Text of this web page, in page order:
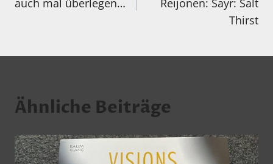
auch mal überlegen…
Reijonen: Sayr: Salt
Thirst
Ähnliche Beiträge